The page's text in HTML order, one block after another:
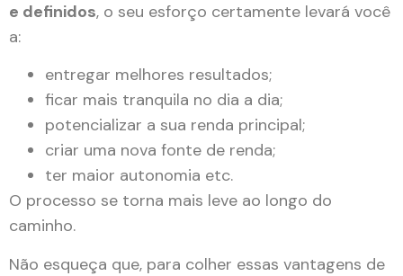
e definidos, o seu esforço certamente levará você
a:
entregar melhores resultados;
ficar mais tranquila no dia a dia;
potencializar a sua renda principal;
criar uma nova fonte de renda;
ter maior autonomia etc.
O processo se torna mais leve ao longo do
caminho.
Não esqueça que, para colher essas vantagens de